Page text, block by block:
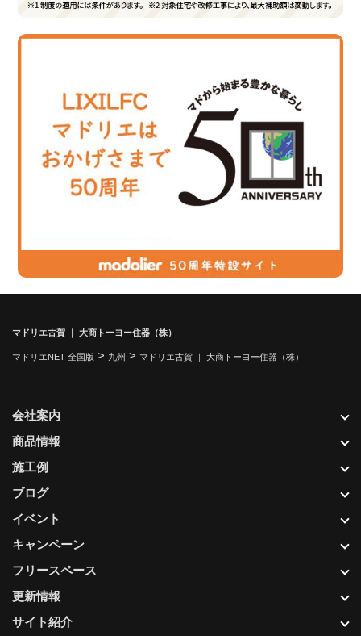
マドリエ古賀 ｜ 大商トーヨー住器（株）
マドリエNET 全国版 > 九州 > マドリエ古賀 ｜ 大商トーヨー住器（株）
更新情報
サイト紹介
会社案内
商品情報
施工例
ブログ
イベント
キャンペーン
フリースペース